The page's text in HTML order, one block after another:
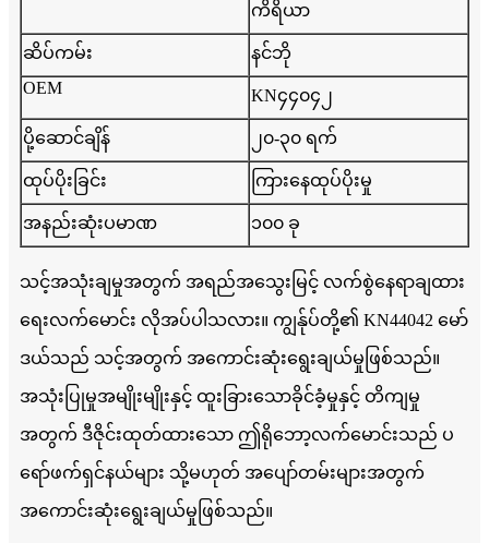
ကိရိယာ
ဆိပ်ကမ်း
နင်ဘို
OEM
KN၄၄၀၄၂
ပို့ဆောင်ချိန် ၂၀-၃၀ ရက်
ထုပ်ပိုးခြင်း ကြားနေထုပ်ပိုးမှု
အနည်းဆုံးပမာဏ ၁၀၀ ခု
သင့်အသုံးချမှုအတွက် အရည်အသွေးမြင့် လက်စွဲနေရာချထား
ရေးလက်မောင်း လိုအပ်ပါသလား။ ကျွန်ုပ်တို့၏ KN44042 မော်
ဒယ်သည် သင့်အတွက် အကောင်းဆုံးရွေးချယ်မှုဖြစ်သည်။
အသုံးပြုမှုအမျိုးမျိုးနှင့် ထူးခြားသောခိုင်ခံ့မှုနှင့် တိကျမှု
အတွက် ဒီဇိုင်းထုတ်ထားသော ဤရိုဘော့လက်မောင်းသည် ပ
ရော်ဖက်ရှင်နယ်များ သို့မဟုတ် အပျော်တမ်းများအတွက်
အကောင်းဆုံးရွေးချယ်မှုဖြစ်သည်။